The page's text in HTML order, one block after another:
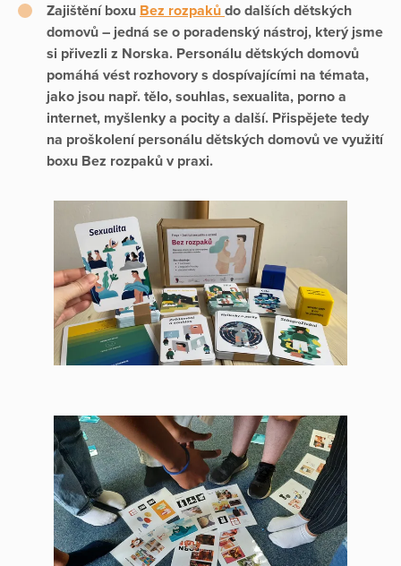
Zajištění boxu Bez rozpaků do dalších dětských
domovů – jedná se o poradenský nástroj, který jsme
si přivezli z Norska. Personálu dětských domovů
pomáhá vést rozhovory s dospívajícími na témata,
jako jsou např. tělo, souhlas, sexualita, porno a
internet, myšlenky a pocity a další. Přispějete tedy
na proškolení personálu dětských domovů ve využití
boxu Bez rozpaků v praxi.